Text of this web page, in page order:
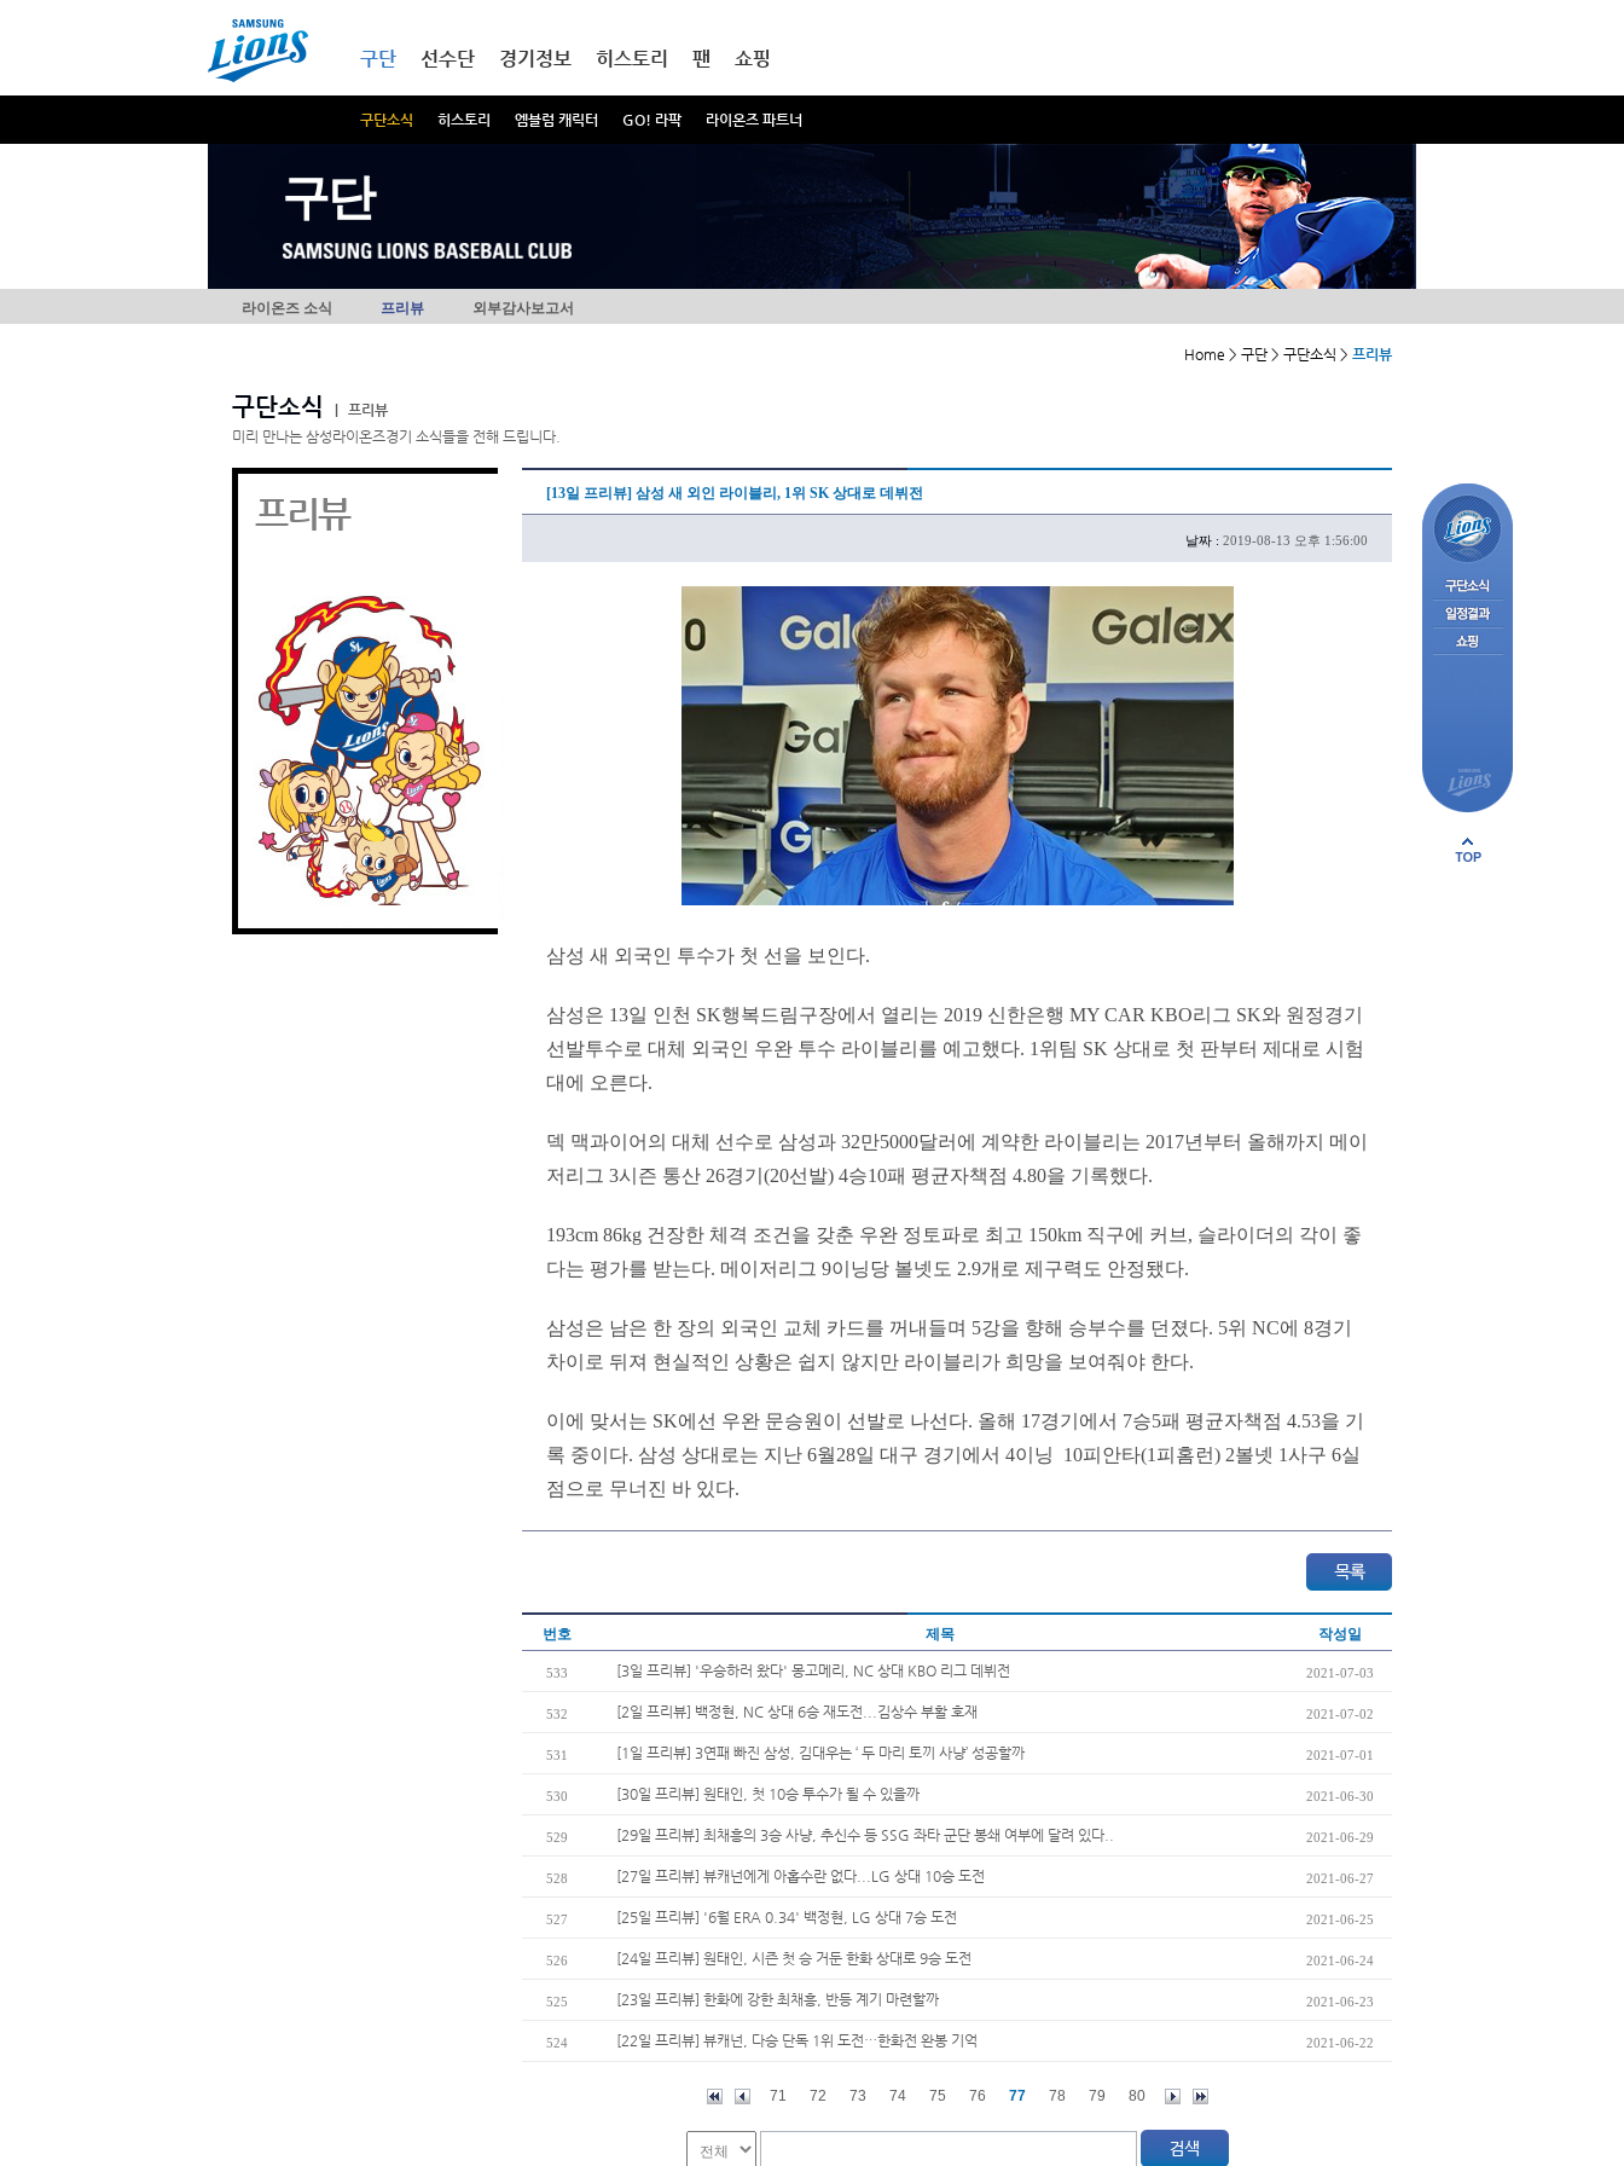
구단
구단소식 히스토리 엠블럼 캐릭터 GO! 라팍 라이온즈 파트너
선수단 경기정보 히스토리 팬 쇼핑
구단
라이온즈 소식 프리뷰 외부감사보고서
Home > 구단 > 구단소식 > 프리뷰
구단소식
프리뷰
미리 만나는 삼성라이온즈경기 소식들을 전해 드립니다.
프리뷰 [13일 프리뷰] 삼성 새 외인 라이블리, 1위 SK 상대로 데뷔전
날짜 : 2019-08-13 오후 1:56:00
삼성 새 외국인 투수가 첫 선을 보인다.
삼성은 13일 인천 SK행복드림구장에서 열리는 2019 신한은행 MY CAR KBO리그 SK와 원정경기
선발투수로 대체 외국인 우완 투수 라이블리를 예고했다. 1위팀 SK 상대로 첫 판부터 제대로 시험
대에 오른다.
덱 맥과이어의 대체 선수로 삼성과 32만5000달러에 계약한 라이블리는 2017년부터 올해까지 메이
저리그 3시즌 통산 26경기(20선발) 4승10패 평균자책점 4.80을 기록했다.
193cm 86kg 건장한 체격 조건을 갖춘 우완 정토파로 최고 150km 직구에 커브, 슬라이더의 각이 좋
다는 평가를 받는다. 메이저리그 9이닝당 볼넷도 2.9개로 제구력도 안정됐다.
삼성은 남은 한 장의 외국인 교체 카드를 꺼내들며 5강을 향해 승부수를 던졌다. 5위 NC에 8경기
차이로 뒤져 현실적인 상황은 쉽지 않지만 라이블리가 희망을 보여줘야 한다.
이에 맞서는 SK에선 우완 문승원이 선발로 나선다. 올해 17경기에서 7승5패 평균자책점 4.53을 기
록 중이다. 삼성 상대로는 지난 6월28일 대구 경기에서 4이닝 10피안타(1피홈런) 2볼넷 1사구 6실
점으로 무너진 바 있다.
번호 제목 작성일
533 [3일 프리뷰] '우승하러 왔다' 몽고메리, NC 상대 KBO 리그 데뷔전 2021-07-03
532 [2일 프리뷰] 백정현, NC 상대 6승 재도전...김상수 부활 호재 2021-07-02
531 [1일 프리뷰] 3연패 빠진 삼성, 김대우는 ‘ 두 마리 토끼 사냥’ 성공할까 2021-07-01
530 [30일 프리뷰] 원태인, 첫 10승 투수가 될 수 있을까 2021-06-30
529 [29일 프리뷰] 최채흥의 3승 사냥, 추신수 등 SSG 좌타 군단 봉쇄 여부에 달려 있다.. 2021-06-29
528 [27일 프리뷰] 뷰캐넌에게 아홉수란 없다...LG 상대 10승 도전 2021-06-27
527 [25일 프리뷰] '6월 ERA 0.34' 백정현, LG 상대 7승 도전 2021-06-25
526 [24일 프리뷰] 원태인, 시즌 첫 승 거둔 한화 상대로 9승 도전 2021-06-24
525 [23일 프리뷰] 한화에 강한 최채흥, 반등 계기 마련할까 2021-06-23
524 [22일 프리뷰] 뷰캐넌, 다승 단독 1위 도전…한화전 완봉 기억 2021-06-22
71 72 73 74 75 76 77 78 79 80